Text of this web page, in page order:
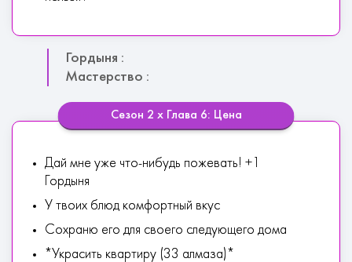
Гордыня :
Мастерство :
Сезон 2 х Глава 6: Цена
Дай мне уже что-нибудь пожевать! +1
Гордыня
У твоих блюд комфортный вкус
Сохраню его для своего следующего дома
*Украсить квартиру (33 алмаза)*